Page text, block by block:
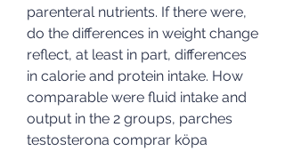
parenteral nutrients. If there were,
do the differences in weight change
reflect, at least in part, differences
in calorie and protein intake. How
comparable were fluid intake and
output in the 2 groups, parches
testosterona comprar köpa